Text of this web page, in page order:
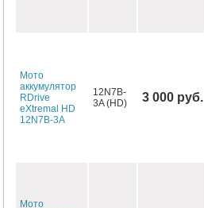
Мото
аккумулятор
RDrive
eXtremal HD
12N7B-3A
12N7B-
3A (HD)
3 000 руб.
Мото